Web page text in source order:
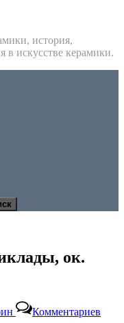
история,
в искусстве керамики.
ок.
Комментариев